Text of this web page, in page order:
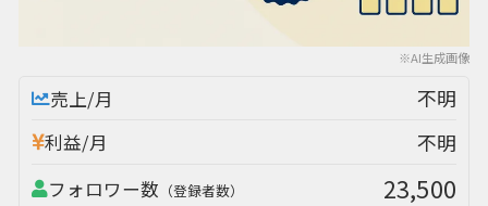
※AI生成画像
売上/月 不明
利益/月 不明
フォロワー数 （登録者数） 23,500